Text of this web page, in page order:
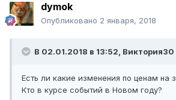
dymok
Опубликовано 2 января, 2018
В 02.01.2018 в 13:52, Виктория30
Есть ли какие изменения по ценам на
Кто в курсе событий в Новом году?